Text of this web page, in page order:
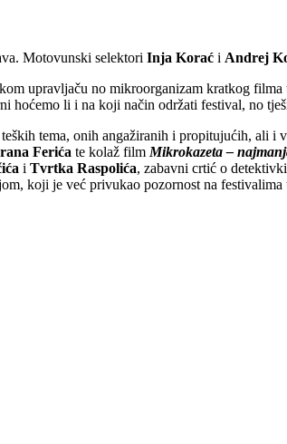
Motovunski selektori Inja Korać i Andrej
upravljaču no mikroorganizam kratkog
hoćemo li i na koji način održati festival, no
tema, onih angažiranih i propitujućih, ali
Ferića te kolaž film Mikrokazeta –
i Tvrtka Raspolića, zabavni crtić o
koji je već privukao pozornost na